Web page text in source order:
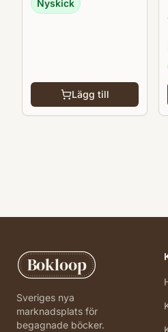
Nyskick
Lägg till
Bokloop
Sveriges nya
marknadsplats för
begagnade böcker.